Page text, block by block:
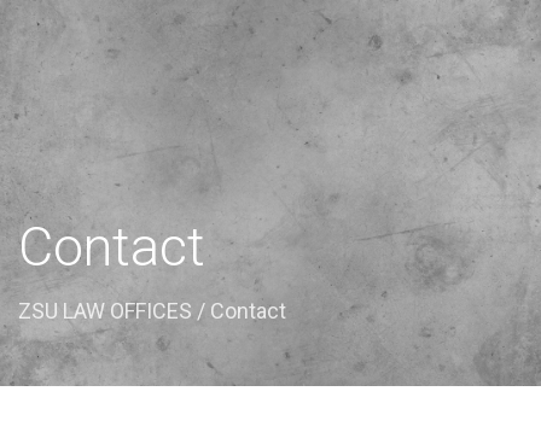
Contact
ZSU LAW OFFICES / Contact